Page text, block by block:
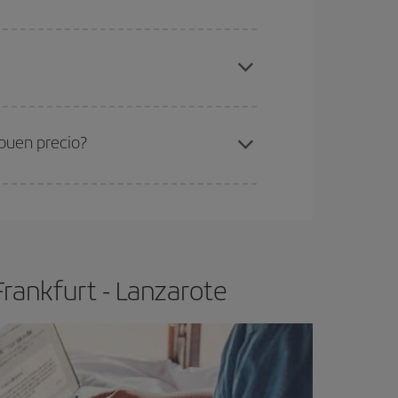
Lanzarote-dest
precio?
- Lanzarote